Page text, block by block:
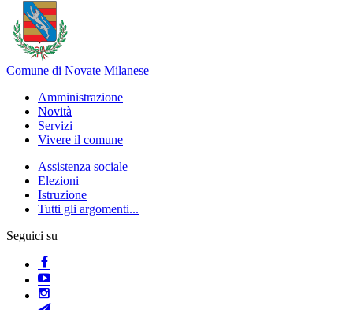
Comune di Novate Milanese
Amministrazione
Novità
Servizi
Vivere il comune
Assistenza sociale
Elezioni
Istruzione
Tutti gli argomenti...
Seguici su